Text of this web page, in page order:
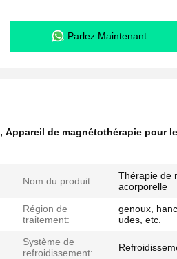
Parlez Maintenant.
, Appareil de magnétothérapie pour
Nom du produit:
Thérapie de
acorporelle
Région de
traitement:
genoux,
udes, etc.
Système de
refroidissement: